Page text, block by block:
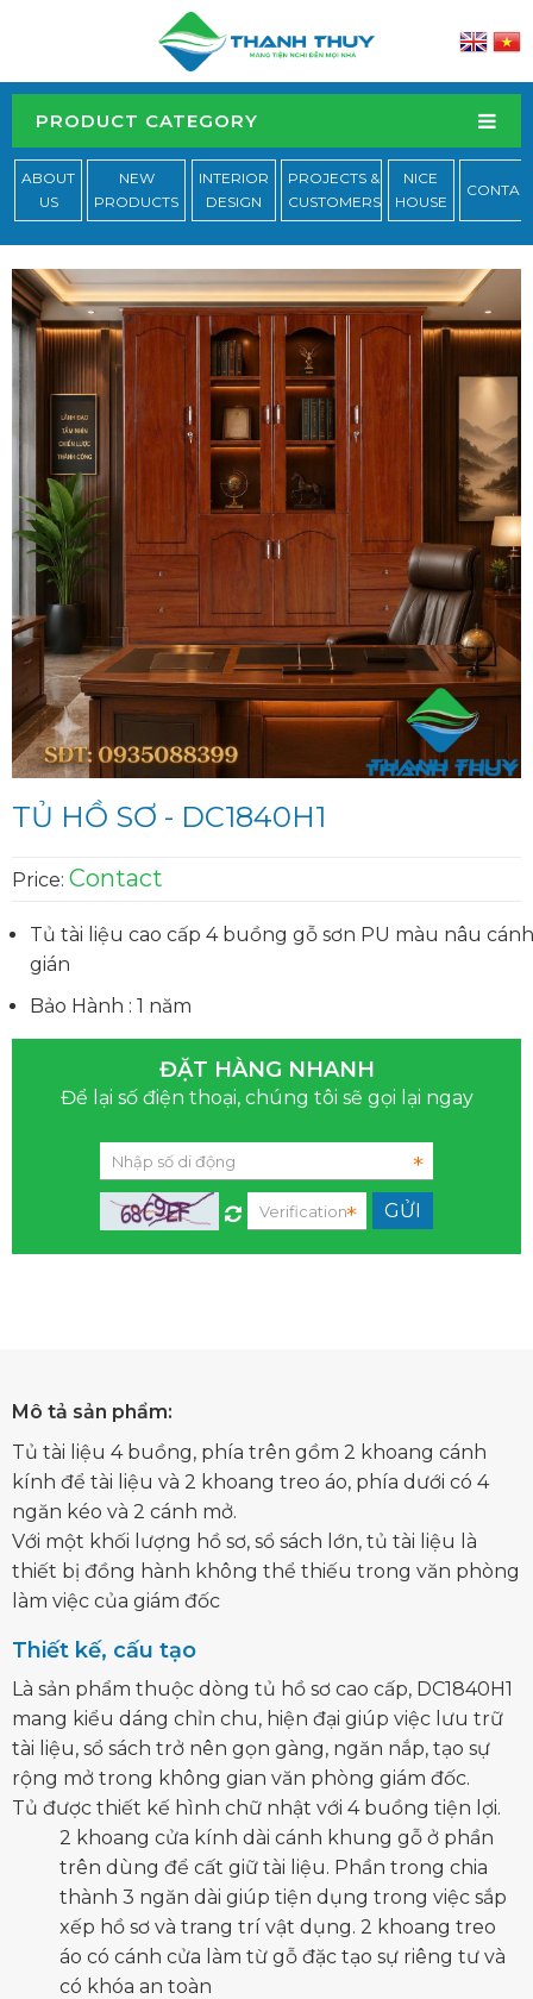
PRODUCT CATEGORY
ABOUT
US
NEW
PRODUCTS
INTERIOR
DESIGN
PROJECTS &
CUSTOMERS
NICE
HOUSE
TỦ HỒ SƠ - DC1840H1
Price: Contact
Tủ tài liệu cao cấp 4 buồng gỗ sơn PU màu nâu cánh
gián
Bảo Hành : 1 năm
ĐẶT HÀNG NHANH
Để lại số điện thoại, chúng tôi sẽ gọi lại ngay
Mô tả sản phẩm:
Tủ tài liệu 4 buồng, phía trên gồm 2 khoang cánh
kính để tài liệu và 2 khoang treo áo, phía dưới có 4
ngăn kéo và 2 cánh mở.
Với một khối lượng hồ sơ, sổ sách lớn, tủ tài liệu là
thiết bị đồng hành không thể thiếu trong văn phòng
làm việc của giám đốc
Thiết kế, cấu tạo
Là sản phẩm thuộc dòng tủ hồ sơ cao cấp, DC1840H1
mang kiểu dáng chỉn chu, hiện đại giúp việc lưu trữ
tài liệu, sổ sách trở nên gọn gàng, ngăn nắp, tạo sự
rộng mở trong không gian văn phòng giám đốc.
Tủ được thiết kế hình chữ nhật với 4 buồng tiện lợi.
2 khoang cửa kính dài cánh khung gỗ ở phần
trên dùng để cất giữ tài liệu. Phần trong chia
thành 3 ngăn dài giúp tiện dụng trong việc sắp
xếp hồ sơ và trang trí vật dụng. 2 khoang treo
áo có cánh cửa làm từ gỗ đặc tạo sự riêng tư và
có khóa an toàn